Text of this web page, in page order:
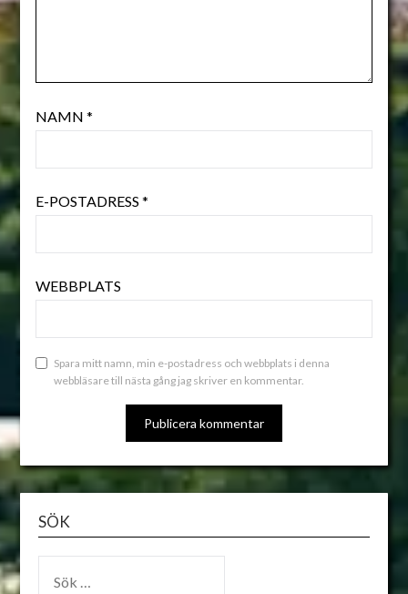
NAMN *
E-POSTADRESS *
WEBBPLATS
Spara mitt namn, min e-postadress och webbplats i denna
webbläsare till nästa gång jag skriver en kommentar.
ALTERNATIVE:
SÖK